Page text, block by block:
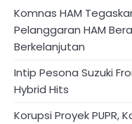
Komnas HAM
Pelanggaran HAM
Berkelanjutan
Intip Pesona Suzuki
Hybrid Hits
Korupsi Proyek PUPR,